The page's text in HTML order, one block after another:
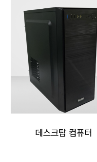
데스크탑 컴퓨터